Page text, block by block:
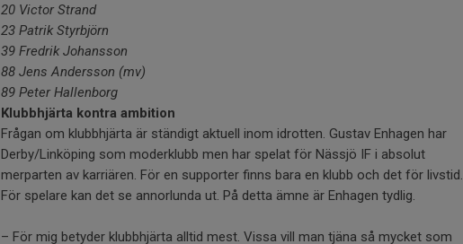
20 Victor Strand
23 Patrik Styrbjörn
39 Fredrik Johansson
88 Jens Andersson (mv)
89 Peter Hallenborg
Klubbhjärta kontra ambition
Frågan om klubbhjärta är ständigt aktuell inom idrotten. Gustav Enhagen har
Derby/Linköping som moderklubb men har spelat för Nässjö IF i absolut
merparten av karriären. För en supporter finns bara en klubb och det för livstid.
För spelare kan det se annorlunda ut. På detta ämne är Enhagen tydlig.
– För mig betyder klubbhjärta alltid mest. Vissa vill man tjäna så mycket som